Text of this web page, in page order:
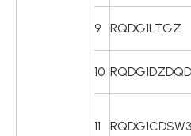
9 RQDG1LTGZ
10 RQDG1DZDQD
11